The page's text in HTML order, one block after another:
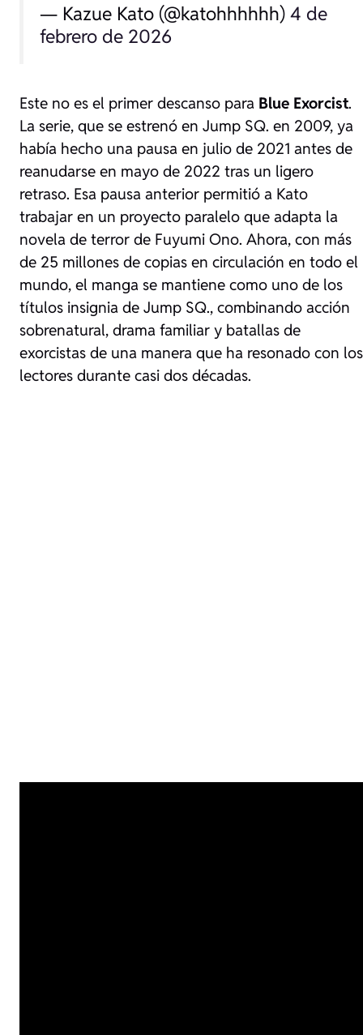
— Kazue Kato (@katohhhhhh) 4 de
febrero de 2026
Este no es el primer descanso para Blue Exorcist.
La serie, que se estrenó en Jump SQ. en 2009, ya
había hecho una pausa en julio de 2021 antes de
reanudarse en mayo de 2022 tras un ligero
retraso. Esa pausa anterior permitió a Kato
trabajar en un proyecto paralelo que adapta la
novela de terror de Fuyumi Ono. Ahora, con más
de 25 millones de copias en circulación en todo el
mundo, el manga se mantiene como uno de los
títulos insignia de Jump SQ., combinando acción
sobrenatural, drama familiar y batallas de
exorcistas de una manera que ha resonado con los
lectores durante casi dos décadas.